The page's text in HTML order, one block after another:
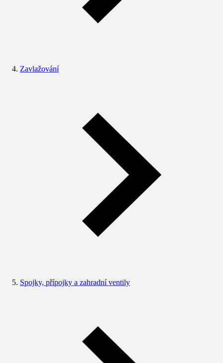
Zavlažování
Spojky, přípojky a zahradní ventily